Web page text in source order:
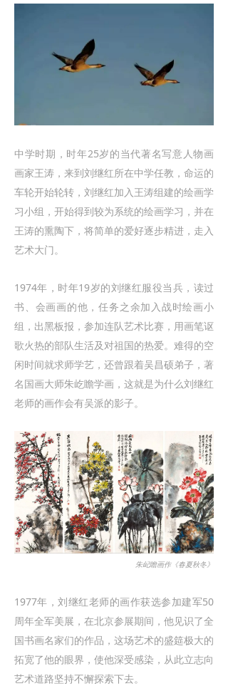
中学时期，时年25岁的当代著名写意人物画
画家王涛，来到刘继红所在中学任教，命运的
车轮开始轮转，刘继红加入王涛组建的绘画学
习小组，开始得到较为系统的绘画学习，并在
王涛的熏陶下，将简单的爱好逐步精进，走入
艺术大门。
1974年，时年19岁的刘继红服役当兵，读过
书、会画画的他，任务之余加入战时绘画小
组，出黑板报，参加连队艺术比赛，用画笔讴
歌火热的部队生活及对祖国的热爱。难得的空
闲时间就求师学艺，还曾跟着吴昌硕弟子，著
名国画大师朱屹瞻学画，这就是为什么刘继红
老师的画作会有吴派的影子。
朱屺瞻画作《春夏秋冬》
1977年，刘继红老师的画作获选参加建军50
周年全军美展，在北京参展期间，他见识了全
国书画名家们的作品，这场艺术的盛筵极大的
拓宽了他的眼界，使他深受感染，从此立志向
艺术道路坚持不懈探索下去。